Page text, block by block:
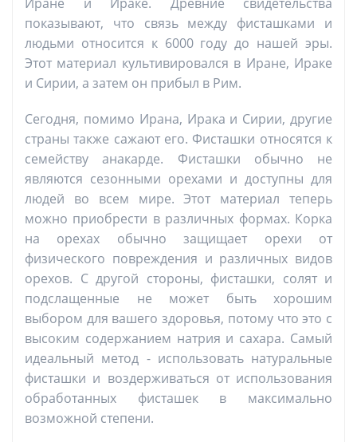
показывают, что связь между фисташками и
людьми относится к 6000 году до нашей эры.
Этот материал культивировался в Иране, Ираке
и Сирии, а затем он прибыл в Рим.
Сегодня, помимо Ирана, Ирака и Сирии, другие
страны также сажают его. Фисташки относятся к
семейству анакарде. Фисташки обычно не
являются сезонными орехами и доступны для
людей во всем мире. Этот материал теперь
можно приобрести в различных формах. Корка
на орехах обычно защищает орехи от
физического повреждения и различных видов
орехов. С другой стороны, фисташки, солят и
подслащенные не может быть хорошим
выбором для вашего здоровья, потому что это с
высоким содержанием натрия и сахара. Самый
идеальный метод - использовать натуральные
фисташки и воздерживаться от использования
обработанных фисташек в максимально
возможной степени.